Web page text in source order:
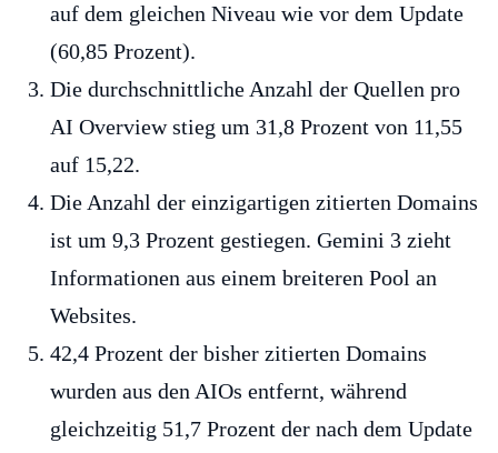
auf dem gleichen Niveau wie vor dem Update
(60,85 Prozent).
Die durchschnittliche Anzahl der Quellen pro
AI Overview stieg um 31,8 Prozent von 11,55
auf 15,22.
Die Anzahl der einzigartigen zitierten Domains
ist um 9,3 Prozent gestiegen. Gemini 3 zieht
Informationen aus einem breiteren Pool an
Websites.
42,4 Prozent der bisher zitierten Domains
wurden aus den AIOs entfernt, während
gleichzeitig 51,7 Prozent der nach dem Update